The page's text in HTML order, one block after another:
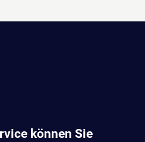
können Sie